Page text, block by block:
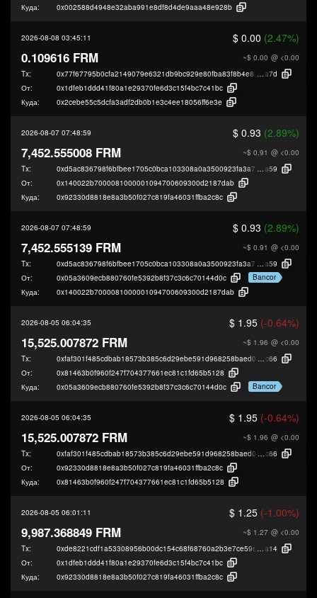
Куда: 0x002588d4948e32aba991e8df8d4de9aaa48e928b
2026-08-08 03:45:11 $ 0.00 (2.47%)
~$ 0.00 @ <0.00
0.109616 FRM
Tx: 0x77f67795b0cfa2149079e6321db9bc929e80fba83f8b4e82444d2691a1c96
a7d
От:
0x1dfeb1ddd41f80a1e29370fe6d3c15f4bc7c41bc
Куда:
0x2cebe55c5dcfa3adf2db0b1e3c4ee18056ff6e3e
2026-08-07 07:48:59 $ 0.93 (2.89%)
~$ 0.91 @ <0.00
7,452.555008 FRM
Tx: 0xd5ac836798f6bfbee1705c0bca103308a0a3500923fa3a7b368004e9f8c67
a59
От:
0x140022b7000081000001094700609300d2187dab
Куда:
0x92330d8818e8a3b50f027c819fa46031ffba2c8c
2026-08-07 07:48:59 $ 0.93 (2.89%)
~$ 0.91 @ <0.00
7,452.555139 FRM
Tx: 0xd5ac836798f6bfbee1705c0bca103308a0a3500923fa3a7b368004e9f8c67
a59
От:
0x05a3609ecb880760fe5392b8f37c3c6c70144d0c
Bancor
Куда:
0x140022b7000081000001094700609300d2187dab
2026-08-05 06:04:35 $ 1.95 (-0.64%)
~$ 1.96 @ <0.00
15,525.007872 FRM
Tx: 0xfaf301f485cdbab18573b385c6d29ebe591d968258baed09e7b5eccfa2e87
c66
От:
0x81463b0f960f247f704377661ec81c1fd65b5128
Куда:
0x05a3609ecb880760fe5392b8f37c3c6c70144d0c Bancor
2026-08-05 06:04:35 $ 1.95 (-0.64%)
~$ 1.96 @ <0.00
15,525.007872 FRM
Tx: 0xfaf301f485cdbab18573b385c6d29ebe591d968258baed09e7b5eccfa2e87
c66
От:
0x92330d8818e8a3b50f027c819fa46031ffba2c8c
Куда:
0x81463b0f960f247f704377661ec81c1fd65b5128
2026-08-05 06:01:11 $ 1.25 (-1.00%)
~$ 1.27 @ <0.00
9,987.368849 FRM
Tx: 0xde8221cdf1a53308956b00dc154c68f68760a2b3e7ce59e205c00248158d9
a14
От:
0x1dfeb1ddd41f80a1e29370fe6d3c15f4bc7c41bc
Куда:
0x92330d8818e8a3b50f027c819fa46031ffba2c8c